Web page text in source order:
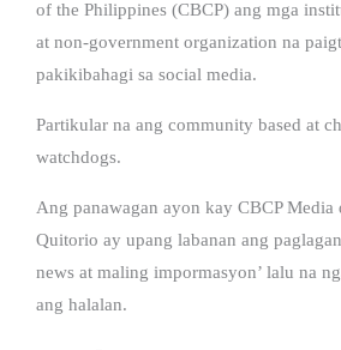
of the Philippines (CBCP) ang mga
at non-government organization na
pakikibahagi sa social media.
Partikular na ang community based at
watchdogs.
Ang panawagan ayon kay CBCP Media
Quitorio ay upang labanan ang
news at maling impormasyon’ lalu na
ang halalan.